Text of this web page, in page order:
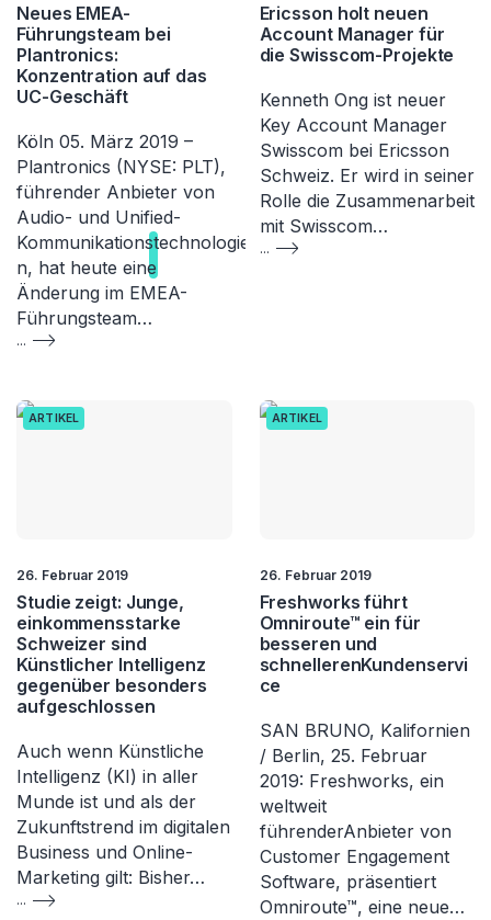
Neues EMEA-
Führungsteam bei
Plantronics:
Konzentration auf das
UC-Geschäft
Köln 05. März 2019 –
Plantronics (NYSE: PLT),
führender Anbieter von
Audio- und Unified-
Kommunikationstechnologie
n, hat heute eine
Änderung im EMEA-
Führungsteam…
...
Ericsson holt neuen
Account Manager für
die Swisscom-Projekte
Kenneth Ong ist neuer
Key Account Manager
Swisscom bei Ericsson
Schweiz. Er wird in seiner
Rolle die Zusammenarbeit
mit Swisscom…
...
ARTIKEL
26. Februar 2019
Studie zeigt: Junge,
einkommensstarke
Schweizer sind
Künstlicher Intelligenz
gegenüber besonders
aufgeschlossen
Auch wenn Künstliche
Intelligenz (KI) in aller
Munde ist und als der
Zukunftstrend im digitalen
Business und Online-
Marketing gilt: Bisher…
...
ARTIKEL
26. Februar 2019
Freshworks führt
Omniroute™ ein für
besseren und
schnellerenKundenservi
ce
SAN BRUNO, Kalifornien
/ Berlin, 25. Februar
2019: Freshworks, ein
weltweit
führenderAnbieter von
Customer Engagement
Software, präsentiert
Omniroute™, eine neue…